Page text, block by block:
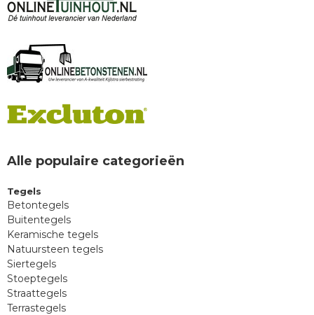
Alle populaire categorieën
Tegels
Betontegels
Buitentegels
Keramische tegels
Natuursteen tegels
Siertegels
Stoeptegels
Straattegels
Terrastegels